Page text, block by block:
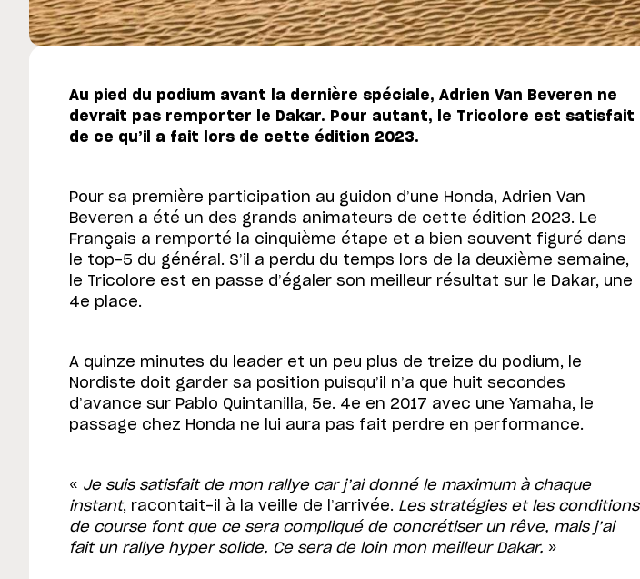
Au pied du podium avant la dernière spéciale, Adrien Van Beveren ne
devrait pas remporter le Dakar. Pour autant, le Tricolore est satisfait
de ce qu’il a fait lors de cette édition 2023.
Pour sa première participation au guidon d’une Honda, Adrien Van
Beveren a été un des grands animateurs de cette édition 2023. Le
Français a remporté la cinquième étape et a bien souvent figuré dans
le top-5 du général. S’il a perdu du temps lors de la deuxième semaine,
le Tricolore est en passe d’égaler son meilleur résultat sur le Dakar, une
4e place.
A quinze minutes du leader et un peu plus de treize du podium, le
Nordiste doit garder sa position puisqu’il n’a que huit secondes
d’avance sur Pablo Quintanilla, 5e. 4e en 2017 avec une Yamaha, le
passage chez Honda ne lui aura pas fait perdre en performance.
« Je suis satisfait de mon rallye car j’ai donné le maximum à chaque
instant, racontait-il à la veille de l’arrivée. Les stratégies et les conditions
de course font que ce sera compliqué de concrétiser un rêve, mais j’ai
fait un rallye hyper solide. Ce sera de loin mon meilleur Dakar. »